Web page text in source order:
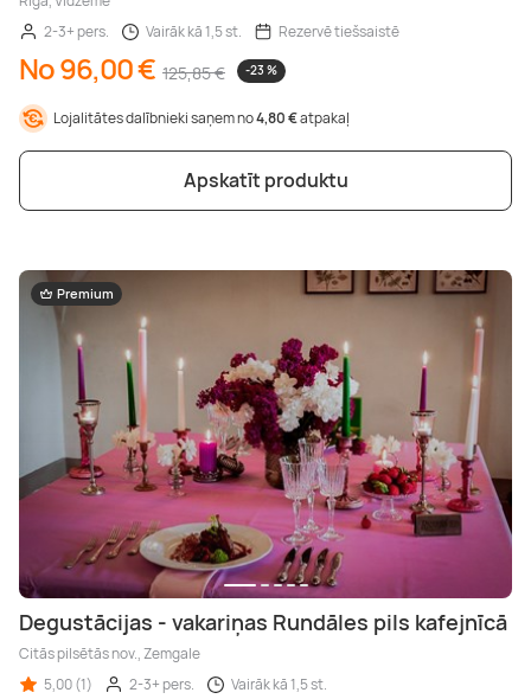
2-3+ pers.
Vairāk kā 1,5 st. Rezervē tiešsaistē
No 96,00 € 125,85 € -23 %
Lojalitātes dalībnieki saņem no4,80 €atpakaļ
Apskatīt produktu
Premium
Degustācijas - vakariņas Rundāles pils kafejnīcā
Citās pilsētās nov., Zemgale
5,00 (1)
2-3+ pers. Vairāk kā 1,5 st.